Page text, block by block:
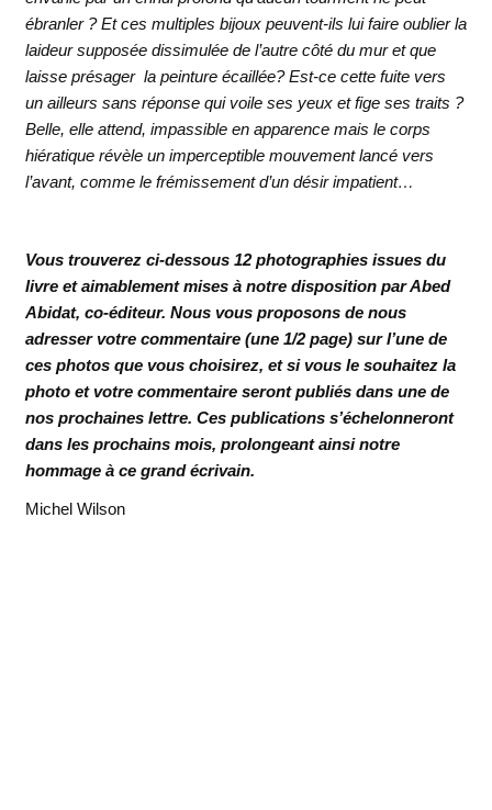
ébranler ? Et ces multiples bijoux peuvent-ils lui faire oublier la
laideur supposée dissimulée de l’autre côté du mur et que
laisse présager la peinture écaillée? Est-ce cette fuite vers
un ailleurs sans réponse qui voile ses yeux et fige ses traits ?
Belle, elle attend, impassible en apparence mais le corps
hiératique révèle un imperceptible mouvement lancé vers
l’avant, comme le frémissement d’un désir impatient…
Vous trouverez ci-dessous 12 photographies issues du
livre et aimablement mises à notre disposition par Abed
Abidat, co-éditeur. Nous vous proposons de nous
adresser votre commentaire (une 1/2 page) sur l’une de
ces photos que vous choisirez, et si vous le souhaitez la
photo et votre commentaire seront publiés dans une de
nos prochaines lettre. Ces publications s’échelonneront
dans les prochains mois, prolongeant ainsi notre
hommage à ce grand écrivain.
Michel Wilson